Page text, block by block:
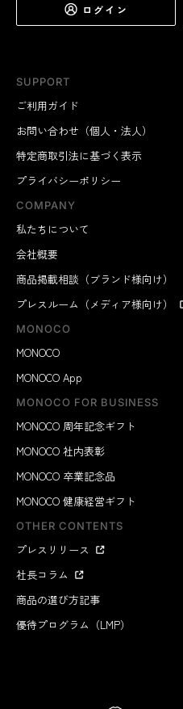
SUPPORT
ご利用ガイド
お問い合わせ（個人・法人）
特定商取引法に基づく表示
プライバシーポリシー
COMPANY
私たちについて
会社概要
商品掲載相談（ブランド様向け）
プレスルーム（メディア様向け）
MONOCO
MONOCO
MONOCO App
MONOCO FOR BUSINESS
MONOCO 周年記念ギフト
MONOCO 社内表彰
MONOCO 卒業記念品
MONOCO 健康経営ギフト
OTHER CONTENTS
プレスリリース
社長コラム
商品の選び方記事
優待プログラム（LMP）
ログイン